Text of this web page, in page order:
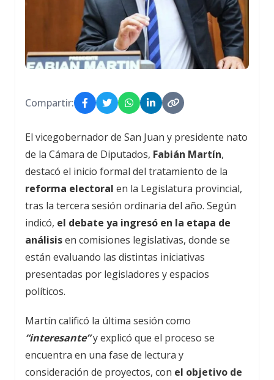
Compartir:
El vicegobernador de San Juan y presidente nato
de la Cámara de Diputados, Fabián Martín,
destacó el inicio formal del tratamiento de la
reforma electoral en la Legislatura provincial,
tras la tercera sesión ordinaria del año. Según
indicó, el debate ya ingresó en la etapa de
análisisen comisiones legislativas, donde se
están evaluando las distintas iniciativas
presentadas por legisladores y espacios
políticos.
Martín calificó la última sesión como
“interesante”y explicó que el proceso se
encuentra en una fase de lectura y
consideración de proyectos, con el objetivo de